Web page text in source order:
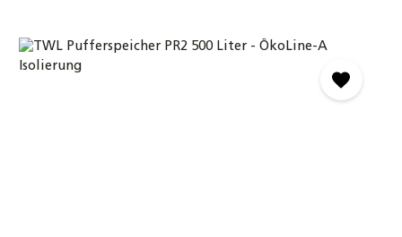
Bildergalerie überspringen